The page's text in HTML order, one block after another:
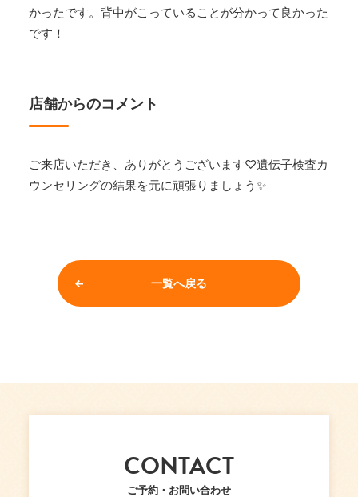
かったです。背中がこっていることが分かって良かった
です！
店舗からのコメント
ご来店いただき、ありがとうございます♡遺伝子検査カ
ウンセリングの結果を元に頑張りましょう✨
一覧へ戻る
CONTACT
ご予約・お問い合わせ